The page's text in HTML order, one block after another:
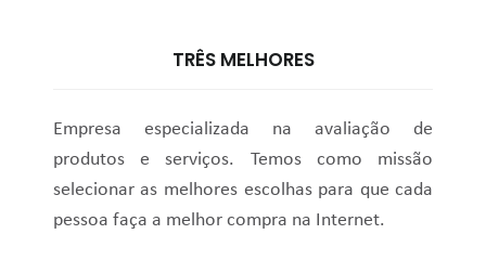
TRÊS MELHORES
Empresa especializada na avaliação de
produtos e serviços. Temos como missão
selecionar as melhores escolhas para que cada
pessoa faça a melhor compra na Internet.